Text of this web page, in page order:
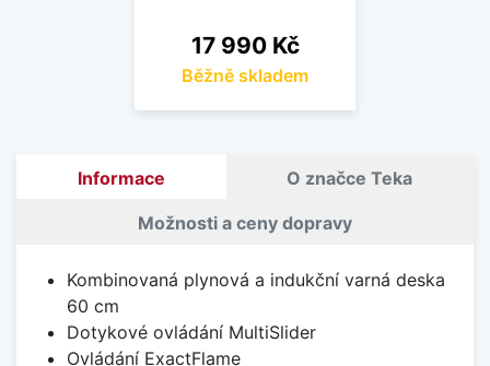
Cena
17 990 Kč
Běžně skladem
Informace O značce Teka
Možnosti a ceny dopravy
Kombinovaná plynová a indukční varná deska
60 cm
Dotykové ovládání MultiSlider
Ovládání ExactFlame